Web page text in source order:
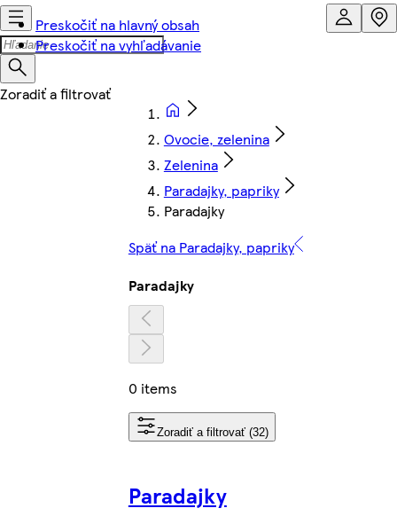
Preskočiť na hlavný obsah
Preskočiť na vyhľadávanie
Ovocie, zelenina
Zelenina
Paradajky, papriky
Paradajky
Späť na Paradajky, papriky
Paradajky
0 items
Zoradiť a filtrovať (32)
Paradajky